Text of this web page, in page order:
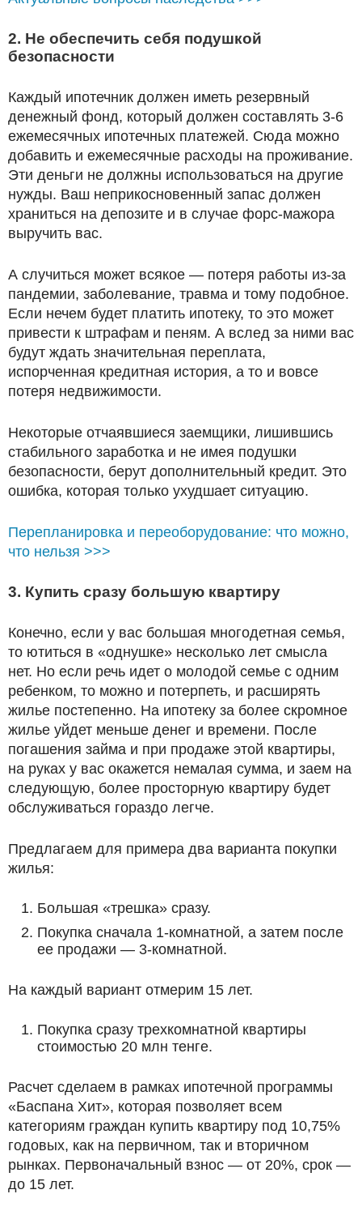
2. Не обеспечить себя подушкой
безопасности
Каждый ипотечник должен иметь резервный
денежный фонд, который должен составлять 3-6
ежемесячных ипотечных платежей. Сюда можно
добавить и ежемесячные расходы на проживание.
Эти деньги не должны использоваться на другие
нужды. Ваш неприкосновенный запас должен
храниться на депозите и в случае форс-мажора
выручить вас.
А случиться может всякое — потеря работы из-за
пандемии, заболевание, травма и тому подобное.
Если нечем будет платить ипотеку, то это может
привести к штрафам и пеням. А вслед за ними вас
будут ждать значительная переплата,
испорченная кредитная история, а то и вовсе
потеря недвижимости.
Некоторые отчаявшиеся заемщики, лишившись
стабильного заработка и не имея подушки
безопасности, берут дополнительный кредит. Это
ошибка, которая только ухудшает ситуацию.
Перепланировка и переоборудование: что можно,
что нельзя >>>
3. Купить сразу большую квартиру
Конечно, если у вас большая многодетная семья,
то ютиться в «однушке» несколько лет смысла
нет. Но если речь идет о молодой семье с одним
ребенком, то можно и потерпеть, и расширять
жилье постепенно. На ипотеку за более скромное
жилье уйдет меньше денег и времени. После
погашения займа и при продаже этой квартиры,
на руках у вас окажется немалая сумма, и заем на
следующую, более просторную квартиру будет
обслуживаться гораздо легче.
Предлагаем для примера два варианта покупки
жилья:
Большая «трешка» сразу.
Покупка сначала 1-комнатной, а затем после
ее продажи — 3-комнатной.
На каждый вариант отмерим 15 лет.
Покупка сразу трехкомнатной квартиры
стоимостью 20 млн тенге.
Расчет сделаем в рамках ипотечной программы
«Баспана Хит», которая позволяет всем
категориям граждан купить квартиру под 10,75%
годовых, как на первичном, так и вторичном
рынках. Первоначальный взнос — от 20%, срок —
до 15 лет.